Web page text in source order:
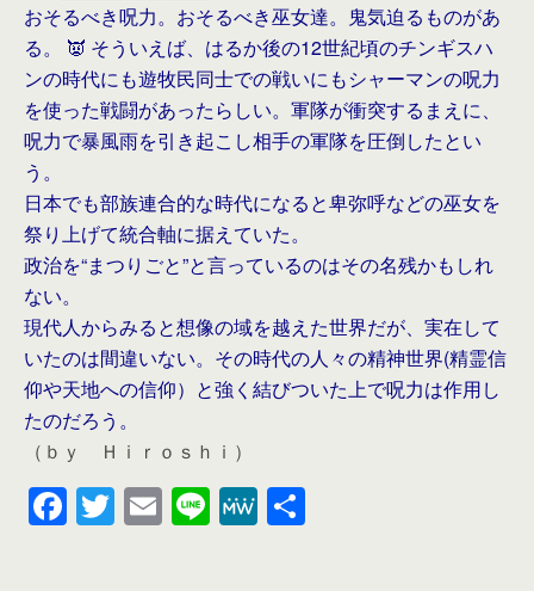
おそるべき呪力。おそるべき巫女達。鬼気迫るものがあ
る。 👿 そういえば、はるか後の12世紀頃のチンギスハ
ンの時代にも遊牧民同士での戦いにもシャーマンの呪力
を使った戦闘があったらしい。軍隊が衝突するまえに、
呪力で暴風雨を引き起こし相手の軍隊を圧倒したとい
う。
日本でも部族連合的な時代になると卑弥呼などの巫女を
祭り上げて統合軸に据えていた。
政治を“まつりごと”と言っているのはその名残かもしれ
ない。
現代人からみると想像の域を越えた世界だが、実在して
いたのは間違いない。その時代の人々の精神世界(精霊信
仰や天地への信仰）と強く結びついた上で呪力は作用し
たのだろう。
（ｂｙ Ｈｉｒｏｓｈｉ）
F
a
T
wi
E
m
Li
n
M
e